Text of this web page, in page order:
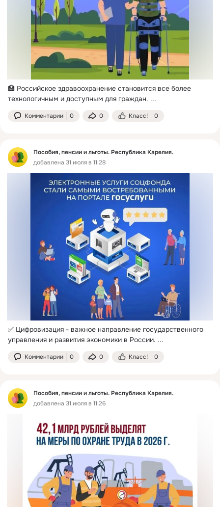
🏥 Российское здравоохранение становится все более
технологичным и доступным для граждан. ...
Комментарии 0 0 Класс! 0
Пособия, пенсии и льготы. Республика Карелия.
добавлена 31 июля в 11:28
✅ Цифровизация - важное направление государственного
управления и развития экономики в России. ...
Комментарии 0 0 Класс! 0
Пособия, пенсии и льготы. Республика Карелия.
добавлена 31 июля в 11:26